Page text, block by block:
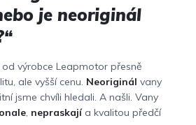
je neoriginál
výrobce Leapmotor přesně
ale vyšší cenu. Neoriginál vany
jsme chvíli hledali. A našli. Vany
, nepraskajía kvalitou předčí